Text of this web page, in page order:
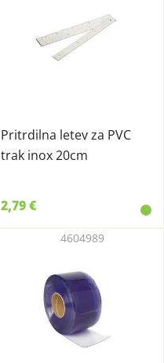
Pritrdilna letev za PVC
trak inox 20cm
2,79 €
4604989